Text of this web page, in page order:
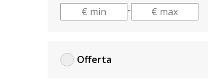
-
Offerta